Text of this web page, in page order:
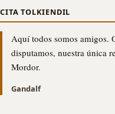
CITA TOLKIENDIL
Aquí todos somos amigos.
disputamos, nuestra única
Mordor.
Gandalf